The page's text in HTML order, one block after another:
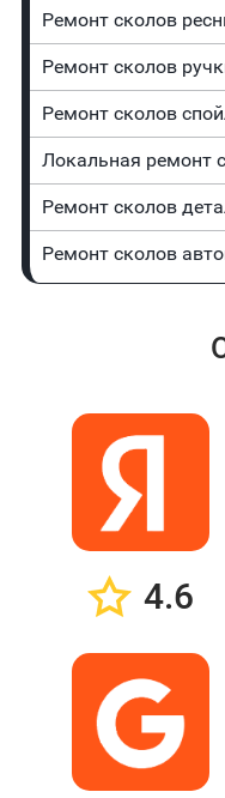
Ремонт сколов
Ремонт сколов
Ремонт сколов
Локальная ремонт
Ремонт сколов
Ремонт сколов
4.6